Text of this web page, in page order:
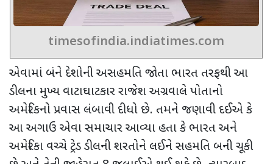
timesofindia.indiatimes.com
એવામાં બંને દેશોની અસહમતિ જોતા ભારત તરફથી આ
ડીલના મુખ્ય વાટાઘાટકાર રાજેશ અગ્રવાલે પોતાનો
અમેરિકનો પ્રવાસ લંબાવી દીધો છે. તમને જણાવી દઈએ કે
આ અગાઉ એવા સમાચાર આવ્યા હતા કે ભારત અને
અમેરિકા વચ્ચે ટ્રેડ ડીલની શરતોને લઈને સહમતિ બની ચૂકી